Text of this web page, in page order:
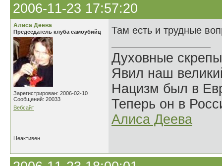
2006-11-23 17:57:20
Алиса Деева
Председатель клуба самоубийц
Зарегистрирован: 2006-02-10
Сообщений: 20033
Вебсайт
Там есть и трудные
Духовные
Явил наш
Нацизм был в
Теперь он в
Алиса Деева
Неактивен